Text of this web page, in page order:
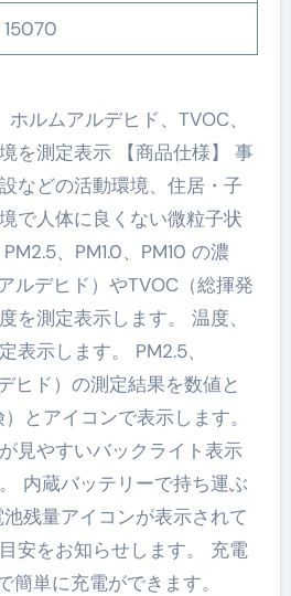
15070
ホルムアルデヒド、TVOC、
を測定表示 【商品仕様】 事
などの活動環境、住居・子
で人体に良くない微粒子状
、PM1.0、PM10 の濃
ルデヒド）やTVOC（総揮発
を測定表示します。 温度、
表示します。 PM2.5、
ヒド）の測定結果を数値と
とアイコンで表示します。
見やすいバックライト表示
内蔵バッテリーで持ち運ぶ
残量アイコンが表示されて
安をお知らせします。 充電
簡単に充電ができます。